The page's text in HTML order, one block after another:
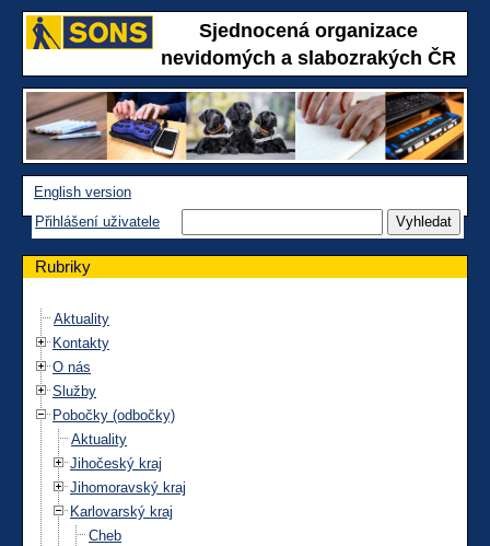
Sjednocená organizace
nevidomých a slabozrakých ČR
English version
Přihlášení uživatele
Rubriky
Aktuality
Kontakty
O nás
Služby
Pobočky (odbočky)
Aktuality
Jihočeský kraj
Jihomoravský kraj
Karlovarský kraj
Cheb